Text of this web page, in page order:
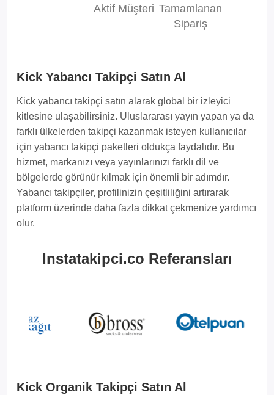
Aktif Müşteri Tamamlanan
Sipariş
Kick Yabancı Takipçi Satın Al
Kick yabancı takipçi satın alarak global bir izleyici
kitlesine ulaşabilirsiniz. Uluslararası yayın yapan ya da
farklı ülkelerden takipçi kazanmak isteyen kullanıcılar
için yabancı takipçi paketleri oldukça faydalıdır. Bu
hizmet, markanızı veya yayınlarınızı farklı dil ve
bölgelerde görünür kılmak için önemli bir adımdır.
Yabancı takipçiler, profilinizin çeşitliliğini artırarak
platform üzerinde daha fazla dikkat çekmenize yardımcı
olur.
Instatakipci.co Referansları
Kick Organik Takipçi Satın Al